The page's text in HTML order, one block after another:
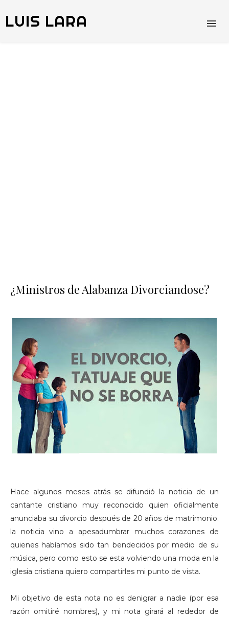
LUIS LARA
¿Ministros de Alabanza Divorciandose?
Hace algunos meses atrás se difundió la noticia de un
cantante cristiano muy reconocido quien oficialmente
anunciaba su divorcio después de 20 años de matrimonio.
la noticia vino a apesadumbrar muchos corazones de
quienes habíamos sido tan bendecidos por medio de su
música, pero como esto se esta volviendo una moda en la
iglesia cristiana quiero compartirles mi punto de vista.
Mi objetivo de esta nota no es denigrar a nadie (por esa
razón omitiré nombres), y mi nota girará al rededor de